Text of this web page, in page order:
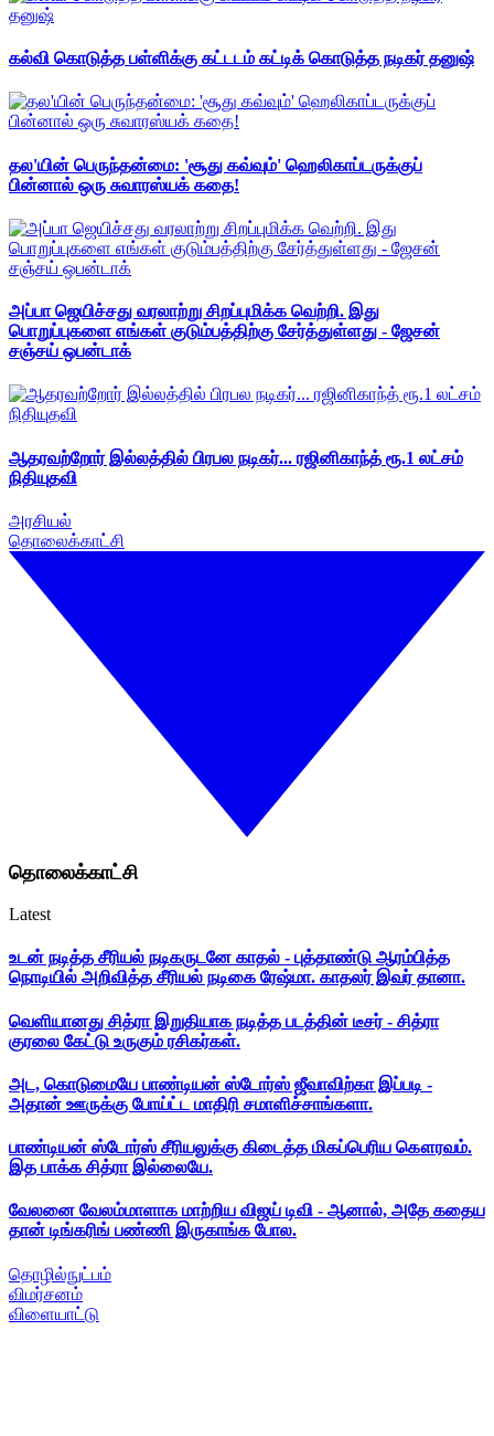
கல்வி கொடுத்த பள்ளிக்கு கட்டடம் கட்டிக் கொடுத்த நடிகர் தனுஷ்
தல'யின் பெருந்தன்மை: 'சூது கவ்வும்' ஹெலிகாப்டருக்குப்
பின்னால் ஒரு சுவாரஸ்யக் கதை!
அப்பா ஜெயிச்சது வரலாற்று சிறப்புமிக்க வெற்றி. இது
பொறுப்புகளை எங்கள் குடும்பத்திற்கு சேர்த்துள்ளது - ஜேசன்
சஞ்சய் ஒபன்டாக்
ஆதரவற்றோர் இல்லத்தில் பிரபல நடிகர்... ரஜினிகாந்த் ரூ.1 லட்சம்
நிதியுதவி
அரசியல்
தொலைக்காட்சி
தொலைக்காட்சி
Latest
உடன் நடித்த சீரியல் நடிகருடனே காதல் - புத்தாண்டு ஆரம்பித்த
நொடியில் அறிவித்த சீரியல் நடிகை ரேஷ்மா. காதலர் இவர் தானா.
வெளியானது சித்ரா இறுதியாக நடித்த படத்தின் டீசர் - சித்ரா
குரலை கேட்டு உருகும் ரசிகர்கள்.
அட, கொடுமையே பாண்டியன் ஸ்டோர்ஸ் ஜீவாவிற்கா இப்படி -
அதான் ஊருக்கு போய்ட்ட மாதிரி சமாளிச்சாங்களா.
பாண்டியன் ஸ்டோர்ஸ் சீரியலுக்கு கிடைத்த மிகப்பெரிய கௌரவம்.
இத பாக்க சித்ரா இல்லையே.
வேலனை வேலம்மாளாக மாற்றிய விஜய் டிவி - ஆனால், அதே கதைய
தான் டிங்கரிங் பண்ணி இருகாங்க போல.
தொழில்நுட்பம்
விமர்சனம்
விளையாட்டு